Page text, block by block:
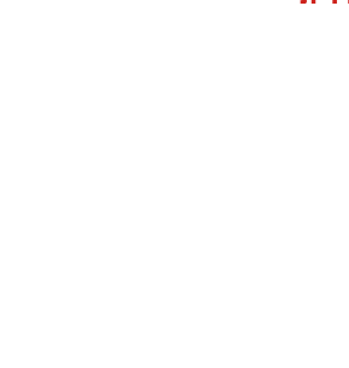
למשחק. בעונה החולפת שיחק
במסגרת היורוקאפ, שם
העונה הקרובה- ראו גם כתבה
https://
לג'ייקוב וויילי בעמדה
לשניים הללו, נס ציונה כבר צירפה